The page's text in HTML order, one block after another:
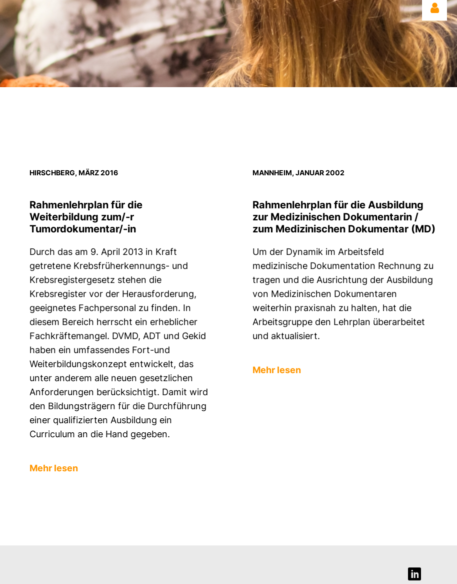
HIRSCHBERG, MÄRZ 2016
Rahmenlehrplan für die
Weiterbildung zum/-r
Tumordokumentar/-in
Durch das am 9. April 2013 in Kraft
getretene Krebsfrüherkennungs- und
Krebsregistergesetz stehen die
Krebsregister vor der Herausforderung,
geeignetes Fachpersonal zu finden. In
diesem Bereich herrscht ein erheblicher
Fachkräftemangel. DVMD, ADT und Gekid
haben ein umfassendes Fort-und
Weiterbildungskonzept entwickelt, das
unter anderem alle neuen gesetzlichen
Anforderungen berücksichtigt. Damit wird
den Bildungsträgern für die Durchführung
einer qualifizierten Ausbildung ein
Curriculum an die Hand gegeben.
Mehr lesen
MANNHEIM, JANUAR 2002
Rahmenlehrplan für die Ausbildung
zur Medizinischen Dokumentarin /
zum Medizinischen Dokumentar (MD)
Um der Dynamik im Arbeitsfeld
medizinische Dokumentation Rechnung zu
tragen und die Ausrichtung der Ausbildung
von Medizinischen Dokumentaren
weiterhin praxisnah zu halten, hat die
Arbeitsgruppe den Lehrplan überarbeitet
und aktualisiert.
Mehr lesen